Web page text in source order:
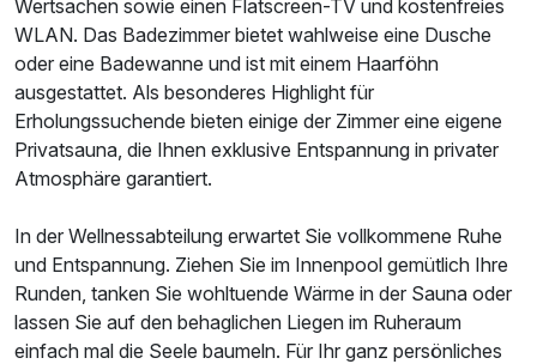
Für 4 Tage p.P. ab260,00 €
2 Erwachsene und 1 Kind
Wertsachen sowie einen Flatscreen-TV und kostenfreies
WLAN. Das Badezimmer bietet wahlweise eine Dusche
oder eine Badewanne und ist mit einem Haarföhn
ausgestattet. Als besonderes Highlight für
Erholungssuchende bieten einige der Zimmer eine eigene
Privatsauna, die Ihnen exklusive Entspannung in privater
Atmosphäre garantiert.
In der Wellnessabteilung erwartet Sie vollkommene Ruhe
und Entspannung. Ziehen Sie im Innenpool gemütlich Ihre
Runden, tanken Sie wohltuende Wärme in der Sauna oder
lassen Sie auf den behaglichen Liegen im Ruheraum
einfach mal die Seele baumeln. Für Ihr ganz persönliches